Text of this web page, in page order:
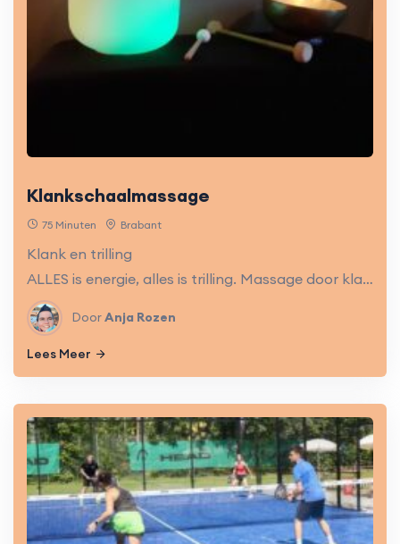
Klankschaalmassage
75 Minuten Brabant
Klank en trilling
ALLES is energie, alles is trilling. Massage door klank en trilling van klankschalen en andere tools kunnen zeer ontspannend en helend werken. Verwennerij voor lichaam en geest.
DoorAnja Rozen
Lees Meer